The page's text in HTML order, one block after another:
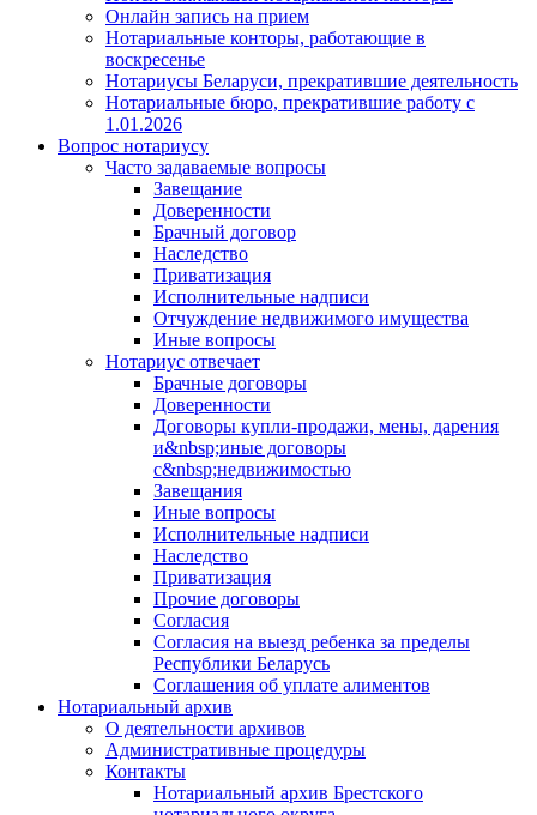
Онлайн запись на прием
Нотариальные конторы, работающие в
воскресенье
Нотариусы Беларуси, прекратившие деятельность
Нотариальные бюро, прекратившие работу с
1.01.2026
Вопрос нотариусу
Часто задаваемые вопросы
Завещание
Доверенности
Брачный договор
Наследство
Приватизация
Исполнительные надписи
Отчуждение недвижимого имущества
Иные вопросы
Нотариус отвечает
Брачные договоры
Доверенности
Договоры купли-продажи, мены, дарения
и&nbsp;иные договоры
с&nbsp;недвижимостью
Завещания
Иные вопросы
Исполнительные надписи
Наследство
Приватизация
Прочие договоры
Согласия
Согласия на выезд ребенка за пределы
Республики Беларусь
Соглашения об уплате алиментов
Нотариальный архив
О деятельности архивов
Административные процедуры
Контакты
Нотариальный архив Брестского